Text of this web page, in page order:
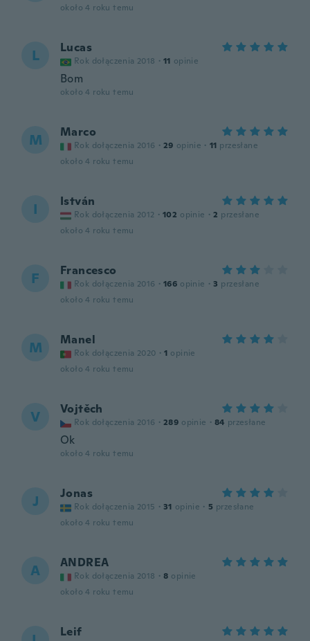
około 4 roku temu
L Lucas
Rok dołączenia 2018 · 11 opinie
Bom
około 4 roku temu
M Marco
Rok dołączenia 2016 · 29 opinie · 11 przesłane
około 4 roku temu
I István
Rok dołączenia 2012 · 102 opinie · 2 przesłane
około 4 roku temu
F Francesco
Rok dołączenia 2016 · 166 opinie · 3 przesłane
około 4 roku temu
M Manel
Rok dołączenia 2020 · 1 opinie
około 4 roku temu
V Vojtěch
Rok dołączenia 2016 · 289 opinie · 84 przesłane
Ok
około 4 roku temu
J Jonas
Rok dołączenia 2015 · 31 opinie · 5 przesłane
około 4 roku temu
A ANDREA
Rok dołączenia 2018 · 8 opinie
około 4 roku temu
Leif